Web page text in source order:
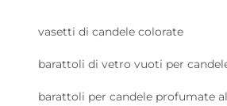
vasetti di candele colorate
barattoli di vetro vuoti per
barattoli per candele profumate